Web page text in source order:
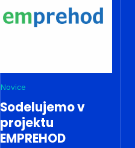
Novice
Sodelujemo v
projektu
EMPREHOD